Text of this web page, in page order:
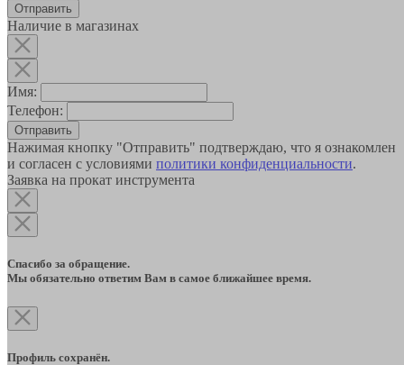
Наличие в магазинах
Имя:
Телефон:
Отправить
Нажимая кнопку "Отправить" подтверждаю, что я ознакомлен
и согласен с условиями политики конфиденциальности.
Заявка на прокат инструмента
Спасибо за обращение.
Мы обязательно ответим Вам в самое ближайшее время.
Профиль сохранён.